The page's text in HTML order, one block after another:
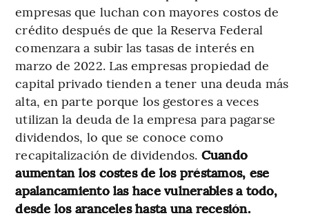
empresas que luchan con mayores costos de
crédito después de que la Reserva Federal
comenzara a subir las tasas de interés en
marzo de 2022. Las empresas propiedad de
capital privado tienden a tener una deuda más
alta, en parte porque los gestores a veces
utilizan la deuda de la empresa para pagarse
dividendos, lo que se conoce como
recapitalización de dividendos. Cuando
aumentan los costes de los préstamos, ese
apalancamiento las hace vulnerables a todo,
desde los aranceles hasta una recesión.